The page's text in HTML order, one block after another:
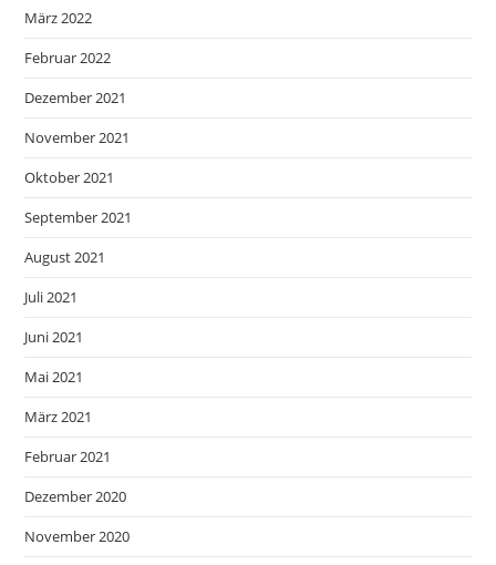
März 2022
Februar 2022
Dezember 2021
November 2021
Oktober 2021
September 2021
August 2021
Juli 2021
Juni 2021
Mai 2021
März 2021
Februar 2021
Dezember 2020
November 2020